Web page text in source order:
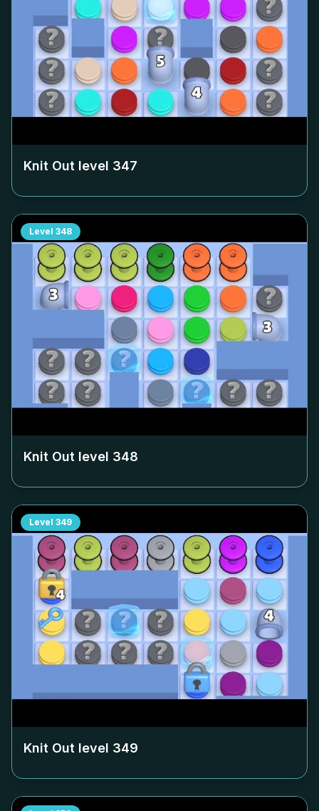
Knit Out level 347
Level 348
Knit Out level 348
Level 349
Knit Out level 349